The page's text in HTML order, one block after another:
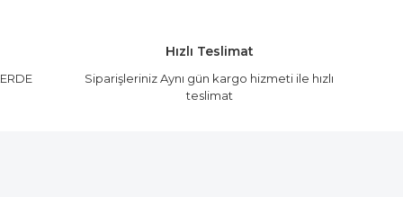
Hızlı Teslimat
Siparişleriniz Aynı gün kargo hizmeti ile hızlı
teslimat